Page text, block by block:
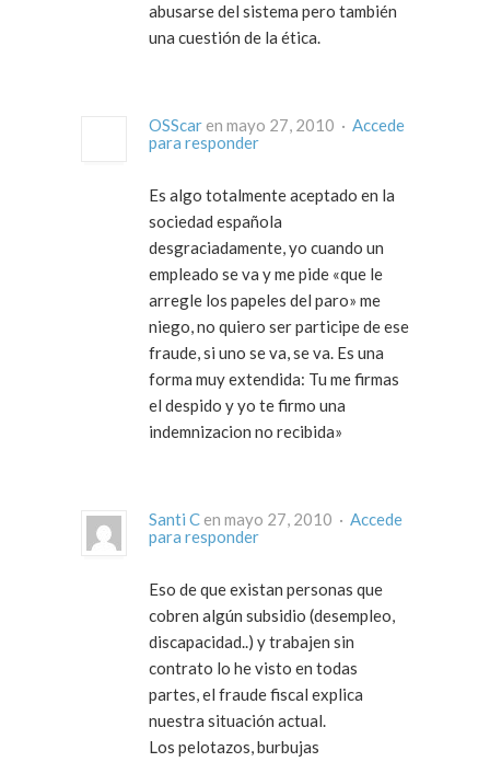
abusarse del sistema pero también
una cuestión de la ética.
OSScar en mayo 27, 2010 · Accede
para responder
Es algo totalmente aceptado en la
sociedad española
desgraciadamente, yo cuando un
empleado se va y me pide «que le
arregle los papeles del paro» me
niego, no quiero ser participe de ese
fraude, si uno se va, se va. Es una
forma muy extendida: Tu me firmas
el despido y yo te firmo una
indemnizacion no recibida»
Santi C en mayo 27, 2010 · Accede
para responder
Eso de que existan personas que
cobren algún subsidio (desempleo,
discapacidad..) y trabajen sin
contrato lo he visto en todas
partes, el fraude fiscal explica
nuestra situación actual.
Los pelotazos, burbujas